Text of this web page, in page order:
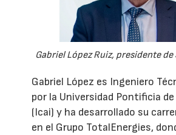
Gabriel López Ruiz, presidente de
Gabriel López es Ingeniero
por la Universidad Pontificia
(Icai) y ha desarrollado su
en el Grupo TotalEnergies,